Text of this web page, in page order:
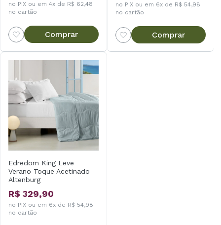
no PIX ou em 4x de R$ 62,48
no cartão
Comprar
no PIX ou em 6x de R$ 54,98
no cartão
Comprar
Edredom King Leve
Verano Toque Acetinado
Altenburg
R$ 329,90
no PIX ou em 6x de R$ 54,98
no cartão